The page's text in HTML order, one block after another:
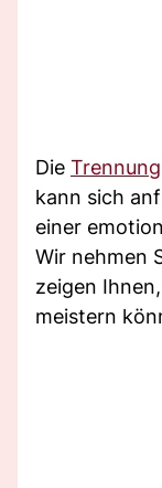
Die Trennung
kann sich
einer
Wir nehmen
zeigen
meistern